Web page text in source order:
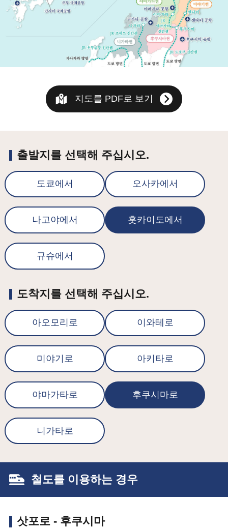
지도를 PDF로 보기
출발지를 선택해 주십시오.
도쿄에서 오사카에서
나고야에서 홋카이도에서
규슈에서
도착지를 선택해 주십시오.
아오모리로 이와테로
미야기로 아키타로
야마가타로 후쿠시마로
니가타로
철도를 이용하는 경우
삿포로 - 후쿠시마